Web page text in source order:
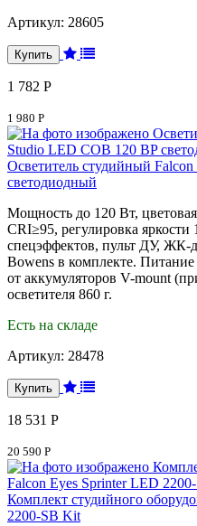
Артикул: 28605
1 782 Р
1 980 Р
Осветитель студийный
светодиодный
Мощность до 120 Вт,
CRI≥95, регулировка
спецэффектов, пульт ДУ, ЖК-
Bowens в комплекте.
от аккумуляторов V-mount
осветителя 860 г.
Есть на складе
Артикул: 28478
18 531 Р
20 590 Р
Комплект студийного
2200-SB Kit